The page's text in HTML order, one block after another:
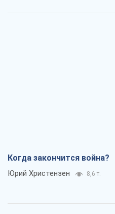
Когда закончится война?
Юрий Христензен 8,6 т.